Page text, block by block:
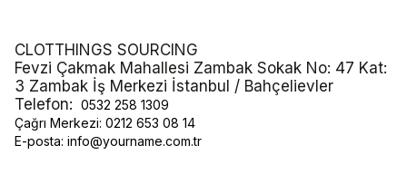
CLOTTHINGS SOURCING
Fevzi Çakmak Mahallesi Zambak Sokak No: 47 Kat:
3 Zambak İş Merkezi İstanbul / Bahçelievler
Telefon: 0532 258 1309
Çağrı Merkezi: 0212 653 08 14
E-posta: info@yourname.com.tr